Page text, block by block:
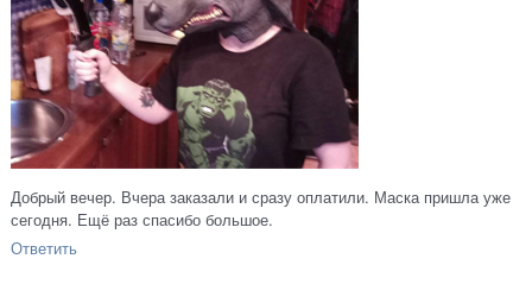
Добрый вечер. Вчера заказали и сразу оплатили. Маска пришла уже
сегодня. Ещё раз спасибо большое.
Ответить